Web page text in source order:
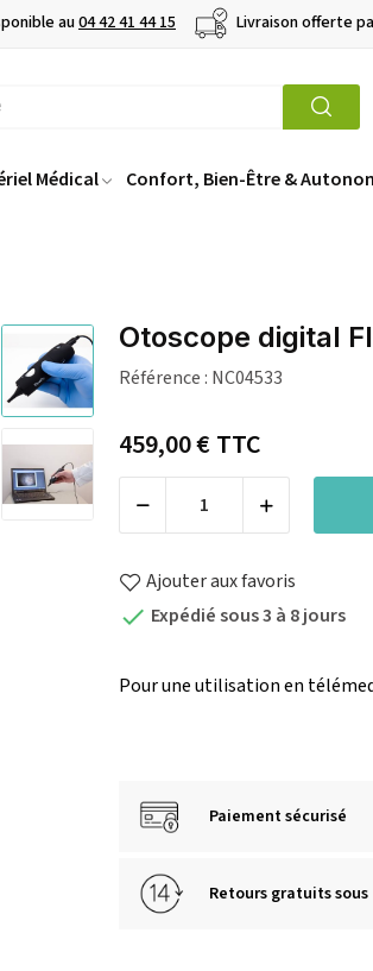
au04 42 41 44 15 Livraison offerte
Médical Confort, Bien-Être &
Otoscope digital
Référence : NC04533
459,00 €TTC
Ajouter aux favoris
 Expédié sous 3 à 8 jours
Pour une utilisation en
Paiement sécurisé
Retours gratuits sous